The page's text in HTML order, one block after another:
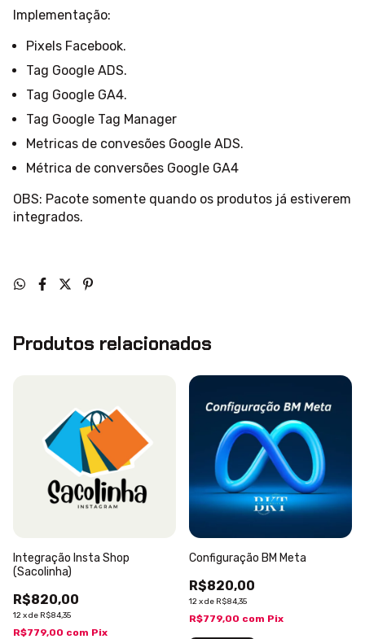
Implementação:
Pixels Facebook.
Tag Google ADS.
Tag Google GA4.
Tag Google Tag Manager
Metricas de convesões Google ADS.
Métrica de conversões Google GA4
OBS: Pacote somente quando os produtos já estiverem
integrados.
Produtos relacionados
Integração Insta Shop
(Sacolinha)
R$820,00
12xde R$84,35
R$779,00 com Pix
Configuração BM Meta
R$820,00
12xde R$84,35
R$779,00 com Pix